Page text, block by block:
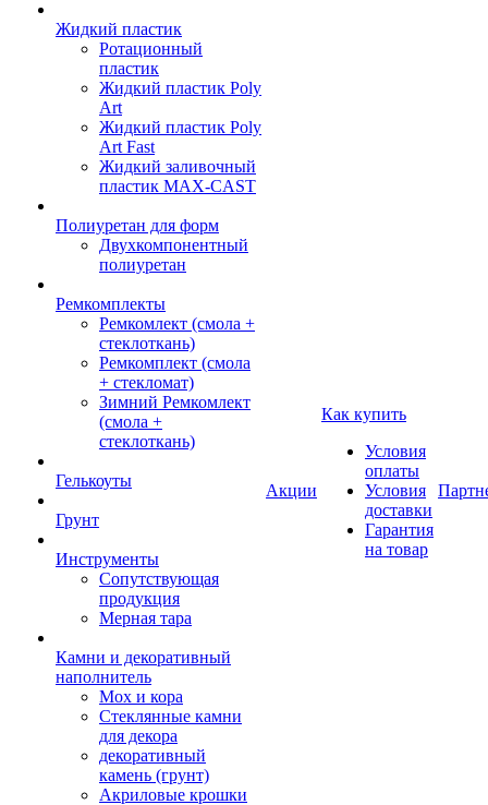
Жидкий пластик
Ротационный
пластик
Жидкий пластик Poly
Art
Жидкий пластик Poly
Art Fast
Жидкий заливочный
пластик MAX-CAST
Полиуретан для форм
Двухкомпонентный
полиуретан
Ремкомплекты
Ремкомлект (смола +
стеклоткань)
Ремкомплект (смола
+ стекломат)
Зимний Ремкомлект
(смола +
стеклоткань)
Гелькоуты
Грунт
Инструменты
Сопутствующая
продукция
Мерная тара
Камни и декоративный
наполнитель
Мох и кора
Стеклянные камни
для декора
декоративный
камень (грунт)
Акриловые крошки
Акции
Как купить
Условия
оплаты
Условия
доставки
Гарантия
на товар